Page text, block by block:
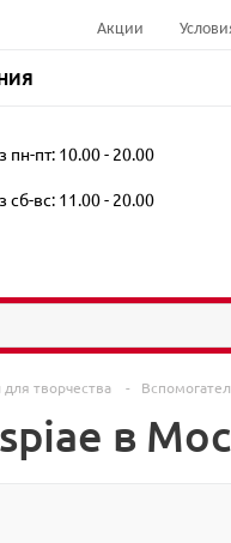
Акции
пт: 10.00 - 20.00
вс: 11.00 - 20.00
творчества -
в